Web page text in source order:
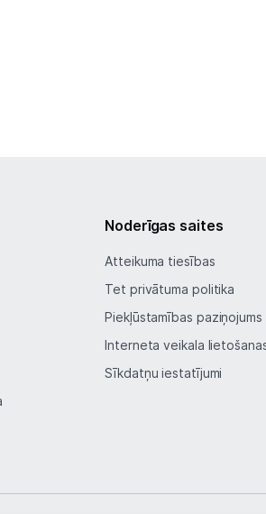
Noderīgas saites
Atteikuma tiesības
Tet privātuma politika
Piekļūstamības paziņojums
Interneta veikala
Sīkdatņu iestatījumi